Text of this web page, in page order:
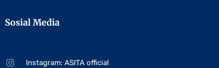
Sosial Media
Instagram: ASITA official